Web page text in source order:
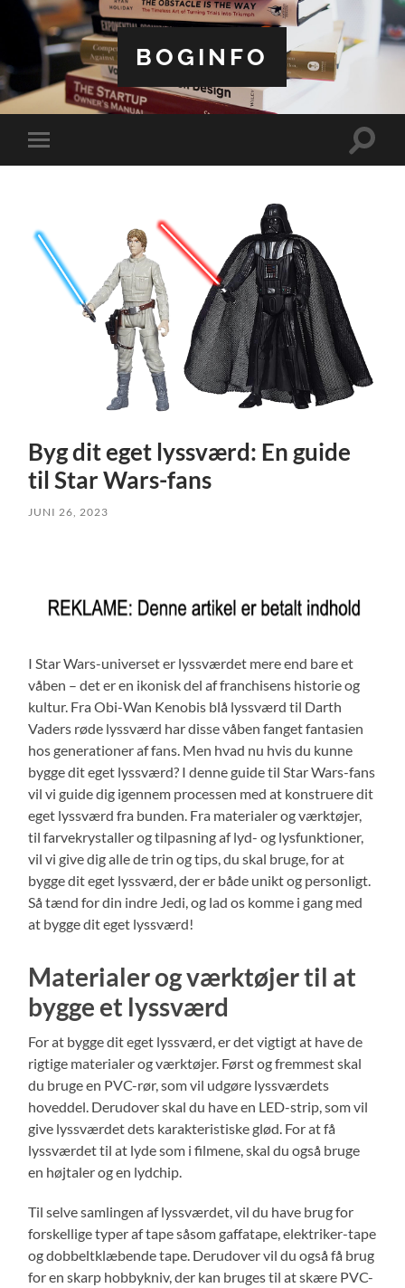
BOGINFO
Toggle
mobile
Toggle
Byg dit eget lyssværd: En guide
til Star Wars-fans
JUNI 26, 2023
I Star Wars-universet er lyssværdet mere end bare et
våben – det er en ikonisk del af franchisens historie og
kultur. Fra Obi-Wan Kenobis blå lyssværd til Darth
Vaders røde lyssværd har disse våben fanget fantasien
hos generationer af fans. Men hvad nu hvis du kunne
bygge dit eget lyssværd? I denne guide til Star Wars-fans
vil vi guide dig igennem processen med at konstruere dit
eget lyssværd fra bunden. Fra materialer og værktøjer,
til farvekrystaller og tilpasning af lyd- og lysfunktioner,
vil vi give dig alle de trin og tips, du skal bruge, for at
bygge dit eget lyssværd, der er både unikt og personligt.
Så tænd for din indre Jedi, og lad os komme i gang med
at bygge dit eget lyssværd!
Materialer og værktøjer til at
bygge et lyssværd
For at bygge dit eget lyssværd, er det vigtigt at have de
rigtige materialer og værktøjer. Først og fremmest skal
du bruge en PVC-rør, som vil udgøre lyssværdets
hoveddel. Derudover skal du have en LED-strip, som vil
give lyssværdet dets karakteristiske glød. For at få
lyssværdet til at lyde som i filmene, skal du også bruge
en højtaler og en lydchip.
Til selve samlingen af lyssværdet, vil du have brug for
forskellige typer af tape såsom gaffatape, elektriker-tape
og dobbeltklæbende tape. Derudover vil du også få brug
for en skarp hobbykniv, der kan bruges til at skære PVC-